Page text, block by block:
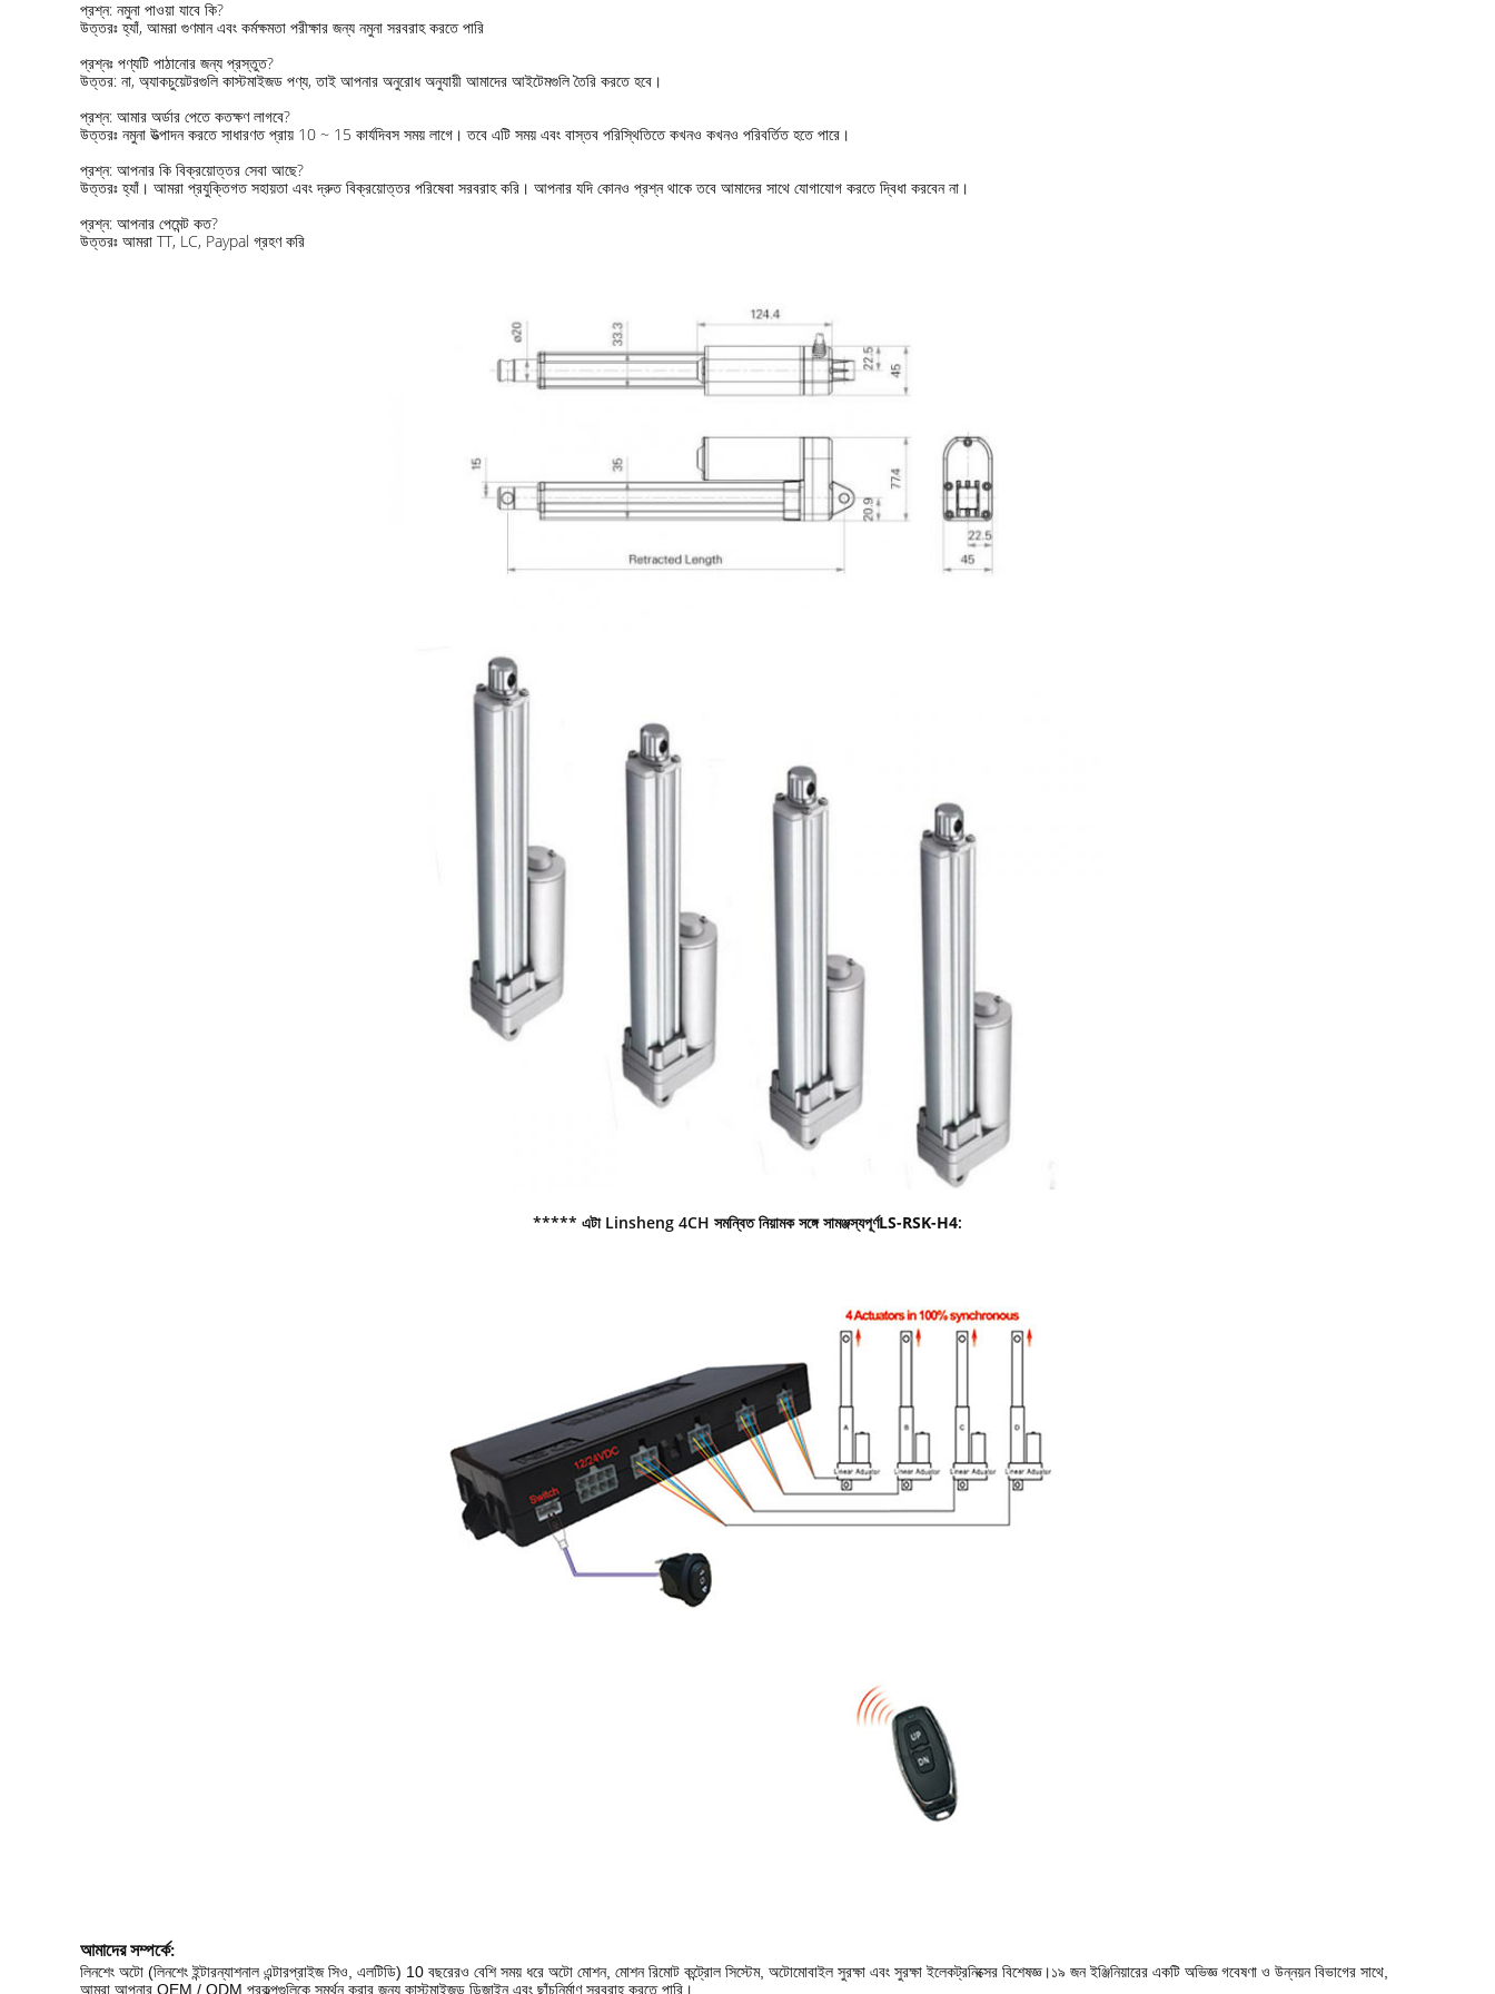
প্রশ্ন: নমুনা পাওয়া যাবে কি?
উত্তরঃ হ্যাঁ, আমরা গুণমান এবং কর্মক্ষমতা পরীক্ষার জন্য নমুনা সরবরাহ করতে পারি
প্রশ্নঃ পণ্যটি পাঠানোর জন্য প্রস্তুত?
উত্তর: না, অ্যাকচুয়েটরগুলি কাস্টমাইজড পণ্য, তাই আপনার অনুরোধ অনুযায়ী আমাদের আইটেমগুলি তৈরি করতে হবে।
প্রশ্ন: আমার অর্ডার পেতে কতক্ষণ লাগবে?
উত্তরঃ নমুনা উত্পাদন করতে সাধারণত প্রায় 10 ~ 15 কার্যদিবস সময় লাগে। তবে এটি সময় এবং বাস্তব পরিস্থিতিতে কখনও কখনও পরিবর্তিত হতে পারে।
প্রশ্ন: আপনার কি বিক্রয়োত্তর সেবা আছে?
উত্তরঃ হ্যাঁ। আমরা প্রযুক্তিগত সহায়তা এবং দ্রুত বিক্রয়োত্তর পরিষেবা সরবরাহ করি। আপনার যদি কোনও প্রশ্ন থাকে তবে আমাদের সাথে যোগাযোগ করতে দ্বিধা করবেন না।
প্রশ্ন: আপনার পেমেন্ট কত?
উত্তরঃ আমরা TT, LC, Paypal গ্রহণ করি
***** এটা Linsheng 4CH সমন্বিত নিয়ামক সঙ্গে সামঞ্জস্যপূর্ণLS-RSK-H4:
আমাদের সম্পর্কে:
লিনশেং অটো (লিনশেং ইন্টারন্যাশনাল এন্টারপ্রাইজ সিও, এলটিডি) 10 বছরেরও বেশি সময় ধরে অটো মোশন, মোশন রিমোট কন্ট্রোল সিস্টেম, অটোমোবাইল সুরক্ষা এবং সুরক্ষা ইলেকট্রনিক্সের বিশেষজ্ঞ।১৯ জন ইঞ্জিনিয়ারের একটি অভিজ্ঞ গবেষণা ও উন্নয়ন বিভাগের সাথে,
আমরা আপনার OEM / ODM প্রকল্পগুলিকে সমর্থন করার জন্য কাস্টমাইজড ডিজাইন এবং ছাঁচনির্মাণ সরবরাহ করতে পারি।